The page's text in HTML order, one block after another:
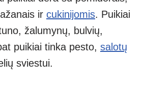
ir cukinijomis. Puikiai
žalumynų, bulvių,
puikiai tinka pesto, salotų
sviestui.